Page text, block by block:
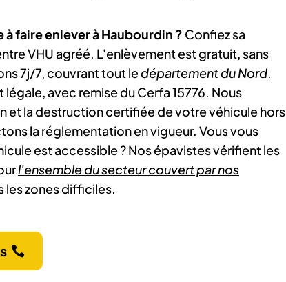
à faire enlever à Haubourdin ? Confiez sa
VHU agréé. L'enlèvement est gratuit, sans
7j/7, couvrant tout ledépartement du Nord.
avec remise du Cerfa 15776. Nous
et la destruction certifiée de votre véhicule hors
la réglementation en vigueur. Vous vous
est accessible ? Nos épavistes vérifient les
l'ensemble du secteur couvert par nos
les zones difficiles.